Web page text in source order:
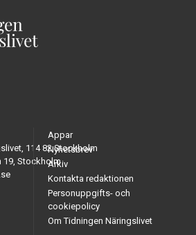
114 82 Stockholm
19, Stockholm
Appar
Nyhetsbrev
Arkiv
Kontakta redaktionen
Personuppgifts- och
cookiepolicy
Om Tidningen Näringslivet